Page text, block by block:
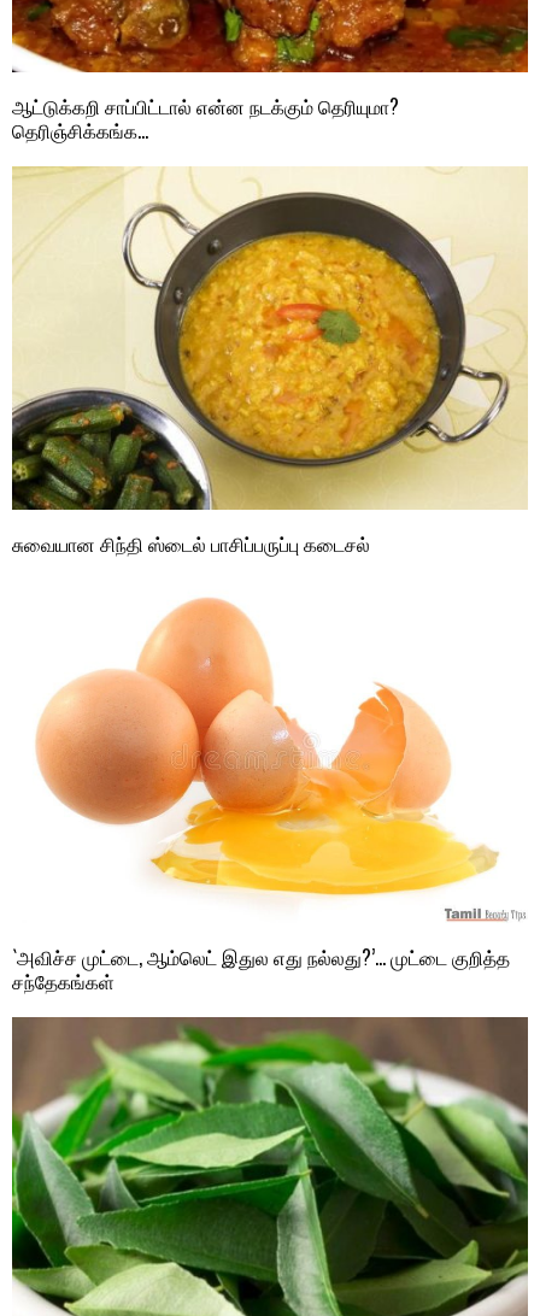
ஆட்டுக்கறி சாப்பிட்டால் என்ன நடக்கும் தெரியுமா?
தெரிஞ்சிக்கங்க…
சுவையான சிந்தி ஸ்டைல் பாசிப்பருப்பு கடைசல்
`அவிச்ச முட்டை, ஆம்லெட் இதுல எது நல்லது?’… முட்டை குறித்த
சந்தேகங்கள்